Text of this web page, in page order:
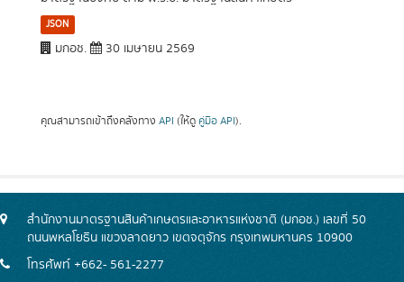
JSON
มกอช. 30 เมษายน 2569
คุณสามารถเข้าถึงคลังทาง API (ให้ดู คู่มือ API).
สำนักงานมาตรฐานสินค้าเกษตรและอาหารแห่งชาติ (มกอช.) เลขที่ 50
ถนนพหลโยธิน แขวงลาดยาว เขตจตุจักร กรุงเทพมหานคร 10900
โทรศัพท์ +662- 561-2277